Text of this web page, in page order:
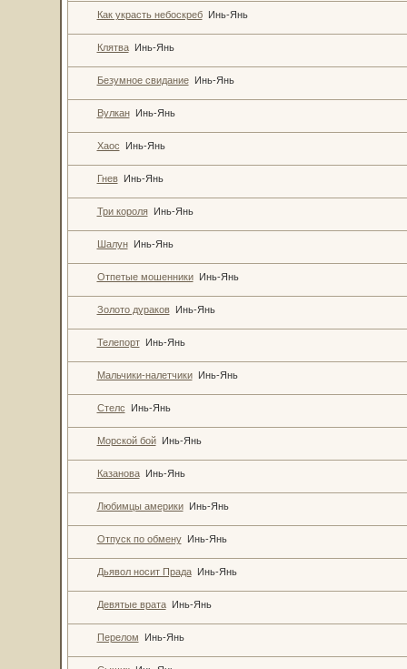
Как украсть небоскреб Инь-Янь
Клятва Инь-Янь
Безумное свидание Инь-Янь
Вулкан Инь-Янь
Хаос Инь-Янь
Гнев Инь-Янь
Три короля Инь-Янь
Шалун Инь-Янь
Отпетые мошенники Инь-Янь
Золото дураков Инь-Янь
Телепорт Инь-Янь
Мальчики-налетчики Инь-Янь
Стелс Инь-Янь
Морской бой Инь-Янь
Казанова Инь-Янь
Любимцы америки Инь-Янь
Отпуск по обмену Инь-Янь
Дьявол носит Прада Инь-Янь
Девятые врата Инь-Янь
Перелом Инь-Янь